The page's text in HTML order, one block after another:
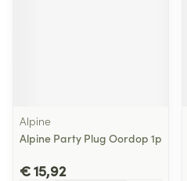
Alpine
Alpine Party Plug Oordop 1p
€ 15,92